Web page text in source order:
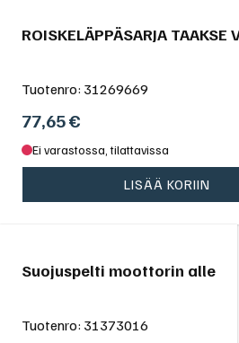
ROISKELÄPPÄSARJA TAAKSE
Tuotenro: 31269669
77,65€
Ei varastossa, tilattavissa
LISÄÄ KORIIN
Suojuspelti moottorin alle
Tuotenro: 31373016